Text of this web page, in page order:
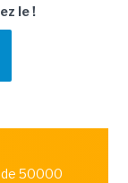
le !
de 50000